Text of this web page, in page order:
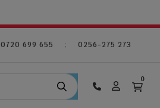
0720 699 655 ; 0256-275 273
0